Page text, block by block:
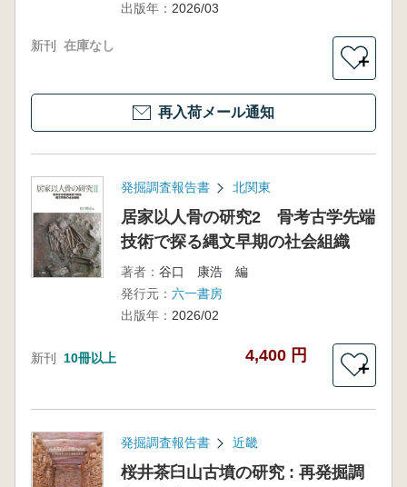
出版年： 2026/03
新刊 在庫なし
＋
再入荷メール通知
発掘調査報告書 北関東
居家以人骨の研究2 骨考古学先端
技術で探る縄文早期の社会組織
著者： 谷口 康浩 編
発行元： 六一書房
出版年： 2026/02
新刊 10冊以上 4,400 円
＋
発掘調査報告書 近畿
桜井茶臼山古墳の研究 : 再発掘調